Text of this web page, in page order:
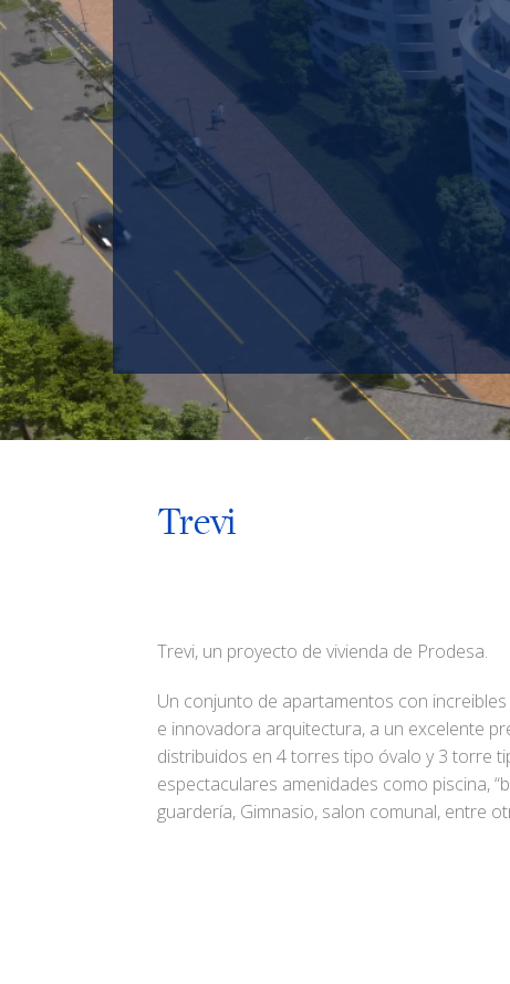
Trevi
Trevi, un proyecto de vivienda de Prodesa.
Un conjunto de apartamentos con
e innovadora arquitectura, a un excelente
distribuidos en 4 torres tipo óvalo y 3 torre
espectaculares amenidades como piscina,
guardería, Gimnasio, salon comunal, entre